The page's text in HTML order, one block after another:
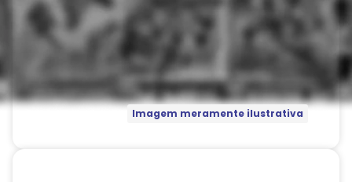
Imagem meramente ilustrativa